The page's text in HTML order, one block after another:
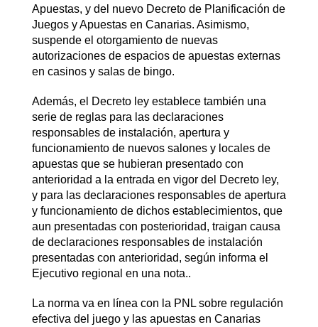
Apuestas, y del nuevo Decreto de Planificación de
Juegos y Apuestas en Canarias. Asimismo,
suspende el otorgamiento de nuevas
autorizaciones de espacios de apuestas externas
en casinos y salas de bingo.
Además, el Decreto ley establece también una
serie de reglas para las declaraciones
responsables de instalación, apertura y
funcionamiento de nuevos salones y locales de
apuestas que se hubieran presentado con
anterioridad a la entrada en vigor del Decreto ley,
y para las declaraciones responsables de apertura
y funcionamiento de dichos establecimientos, que
aun presentadas con posterioridad, traigan causa
de declaraciones responsables de instalación
presentadas con anterioridad, según informa el
Ejecutivo regional en una nota..
La norma va en línea con la PNL sobre regulación
efectiva del juego y las apuestas en Canarias